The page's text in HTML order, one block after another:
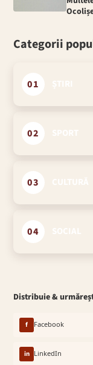
Categorii
01
02
03
04
Distribuie &
f Facebook
in LinkedIn